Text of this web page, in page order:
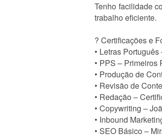
Tenho facilidade
trabalho eficiente.
? Certificações e
• Letras
• PPS – Primeiros
• Produção de
• Revisão de
• Redação –
• Copywriting –
• Inbound
• SEO Básico –